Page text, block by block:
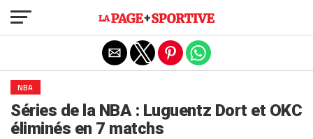
NBA
Séries de la NBA : Luguentz Dort et OKC
éliminés en 7 matchs
Exit mobile version